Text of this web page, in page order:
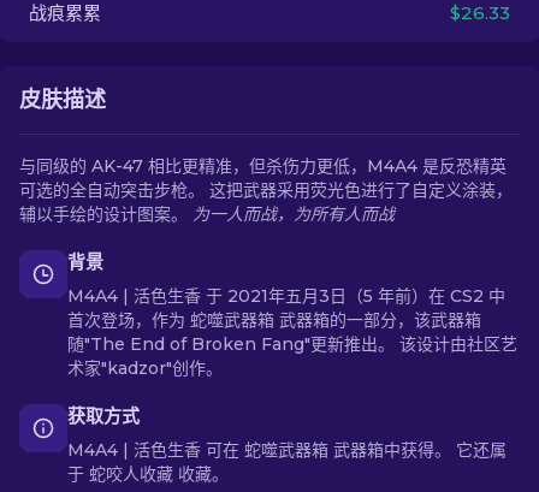
战痕累累 $26.33
皮肤描述
与同级的 AK-47 相比更精准，但杀伤力更低，M4A4 是反恐精英
可选的全自动突击步枪。 这把武器采用荧光色进行了自定义涂装，
辅以手绘的设计图案。 为一人而战，为所有人而战
背景
M4A4 | 活色生香 于 2021年五月3日（5 年前）在 CS2 中
首次登场，作为 蛇噬武器箱 武器箱的一部分，该武器箱
随"The End of Broken Fang"更新推出。 该设计由社区艺
术家"kadzor"创作。
获取方式
M4A4 | 活色生香 可在 蛇噬武器箱 武器箱中获得。 它还属
于 蛇咬人收藏 收藏。